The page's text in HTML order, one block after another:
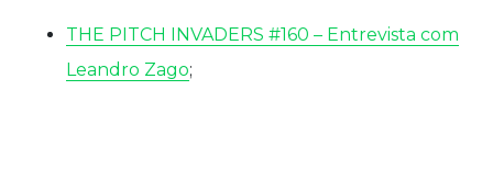
THE PITCH INVADERS #160 – Entrevista com
Leandro Zago;